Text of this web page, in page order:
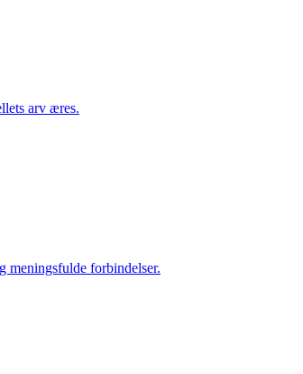
arv æres.
meningsfulde forbindelser.